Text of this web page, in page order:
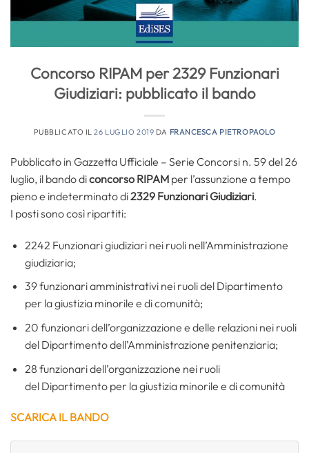
Concorso RIPAM per 2329 Funzionari
Giudiziari: pubblicato il bando
PUBBLICATO IL26 LUGLIO 2019 DA FRANCESCA PIETROPAOLO
Pubblicato in Gazzetta Ufficiale – Serie Concorsi n. 59 del 26
luglio, il bando diconcorso RIPAM per l’assunzione a tempo
pieno e indeterminato di2329 Funzionari Giudiziari.
I posti sono così ripartiti:
2242 Funzionari giudiziari nei ruoli nell’Amministrazione
giudiziaria;
39 funzionari amministrativi nei ruoli del Dipartimento
per la giustizia minorile e di comunità;
20 funzionari dell’organizzazione e delle relazioni nei ruoli
del Dipartimento dell’Amministrazione penitenziaria;
28 funzionari dell’organizzazione nei ruoli
del Dipartimento per la giustizia minorile e di comunità
SCARICA IL BANDO